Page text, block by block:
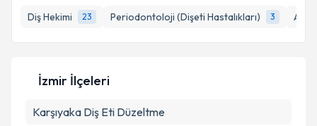
Diş Hekimi
23 Periodontoloji (Dişeti Hastalıkları) 3
E-posta Adresiniz
Metni'ni okudum ve kişisel verilerimin belirtilen
İzmir İlçeleri
Karşıyaka Diş Eti Düzeltme